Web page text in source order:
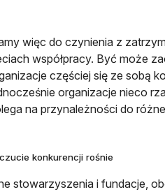
więc do czynienia z
współpracy. Być może
częściej się ze sobą
organizacje nieco
na przynależności do
konkurencji rośnie
stowarzyszenia i fundacje,